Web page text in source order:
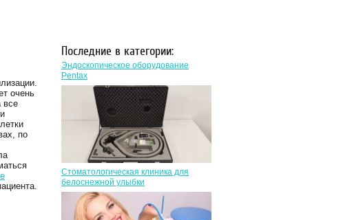
очень
все
по
Последние в категории:
Эндоскопическое оборудование
Pentax
Стоматологическая клиника для
белоснежной улыбки